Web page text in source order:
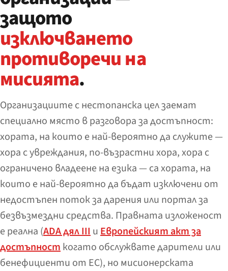
защото
изключването
противоречи на
мисията.
Организациите с нестопанска цел заемат
специално място в разговора за достъпност:
хората, на които е най-вероятно да служите —
хора с увреждания, по-възрастни хора, хора с
ограничено владеене на езика — са хората, на
които е най-вероятно да бъдат изключени от
недостъпен поток за дарения или портал за
безвъзмездни средства. Правната изложеност
е реална (ADA дял IIIиЕвропейският акт за
достъпносткогато обслужвате дарители или
бенефициенти от ЕС), но мисионерската